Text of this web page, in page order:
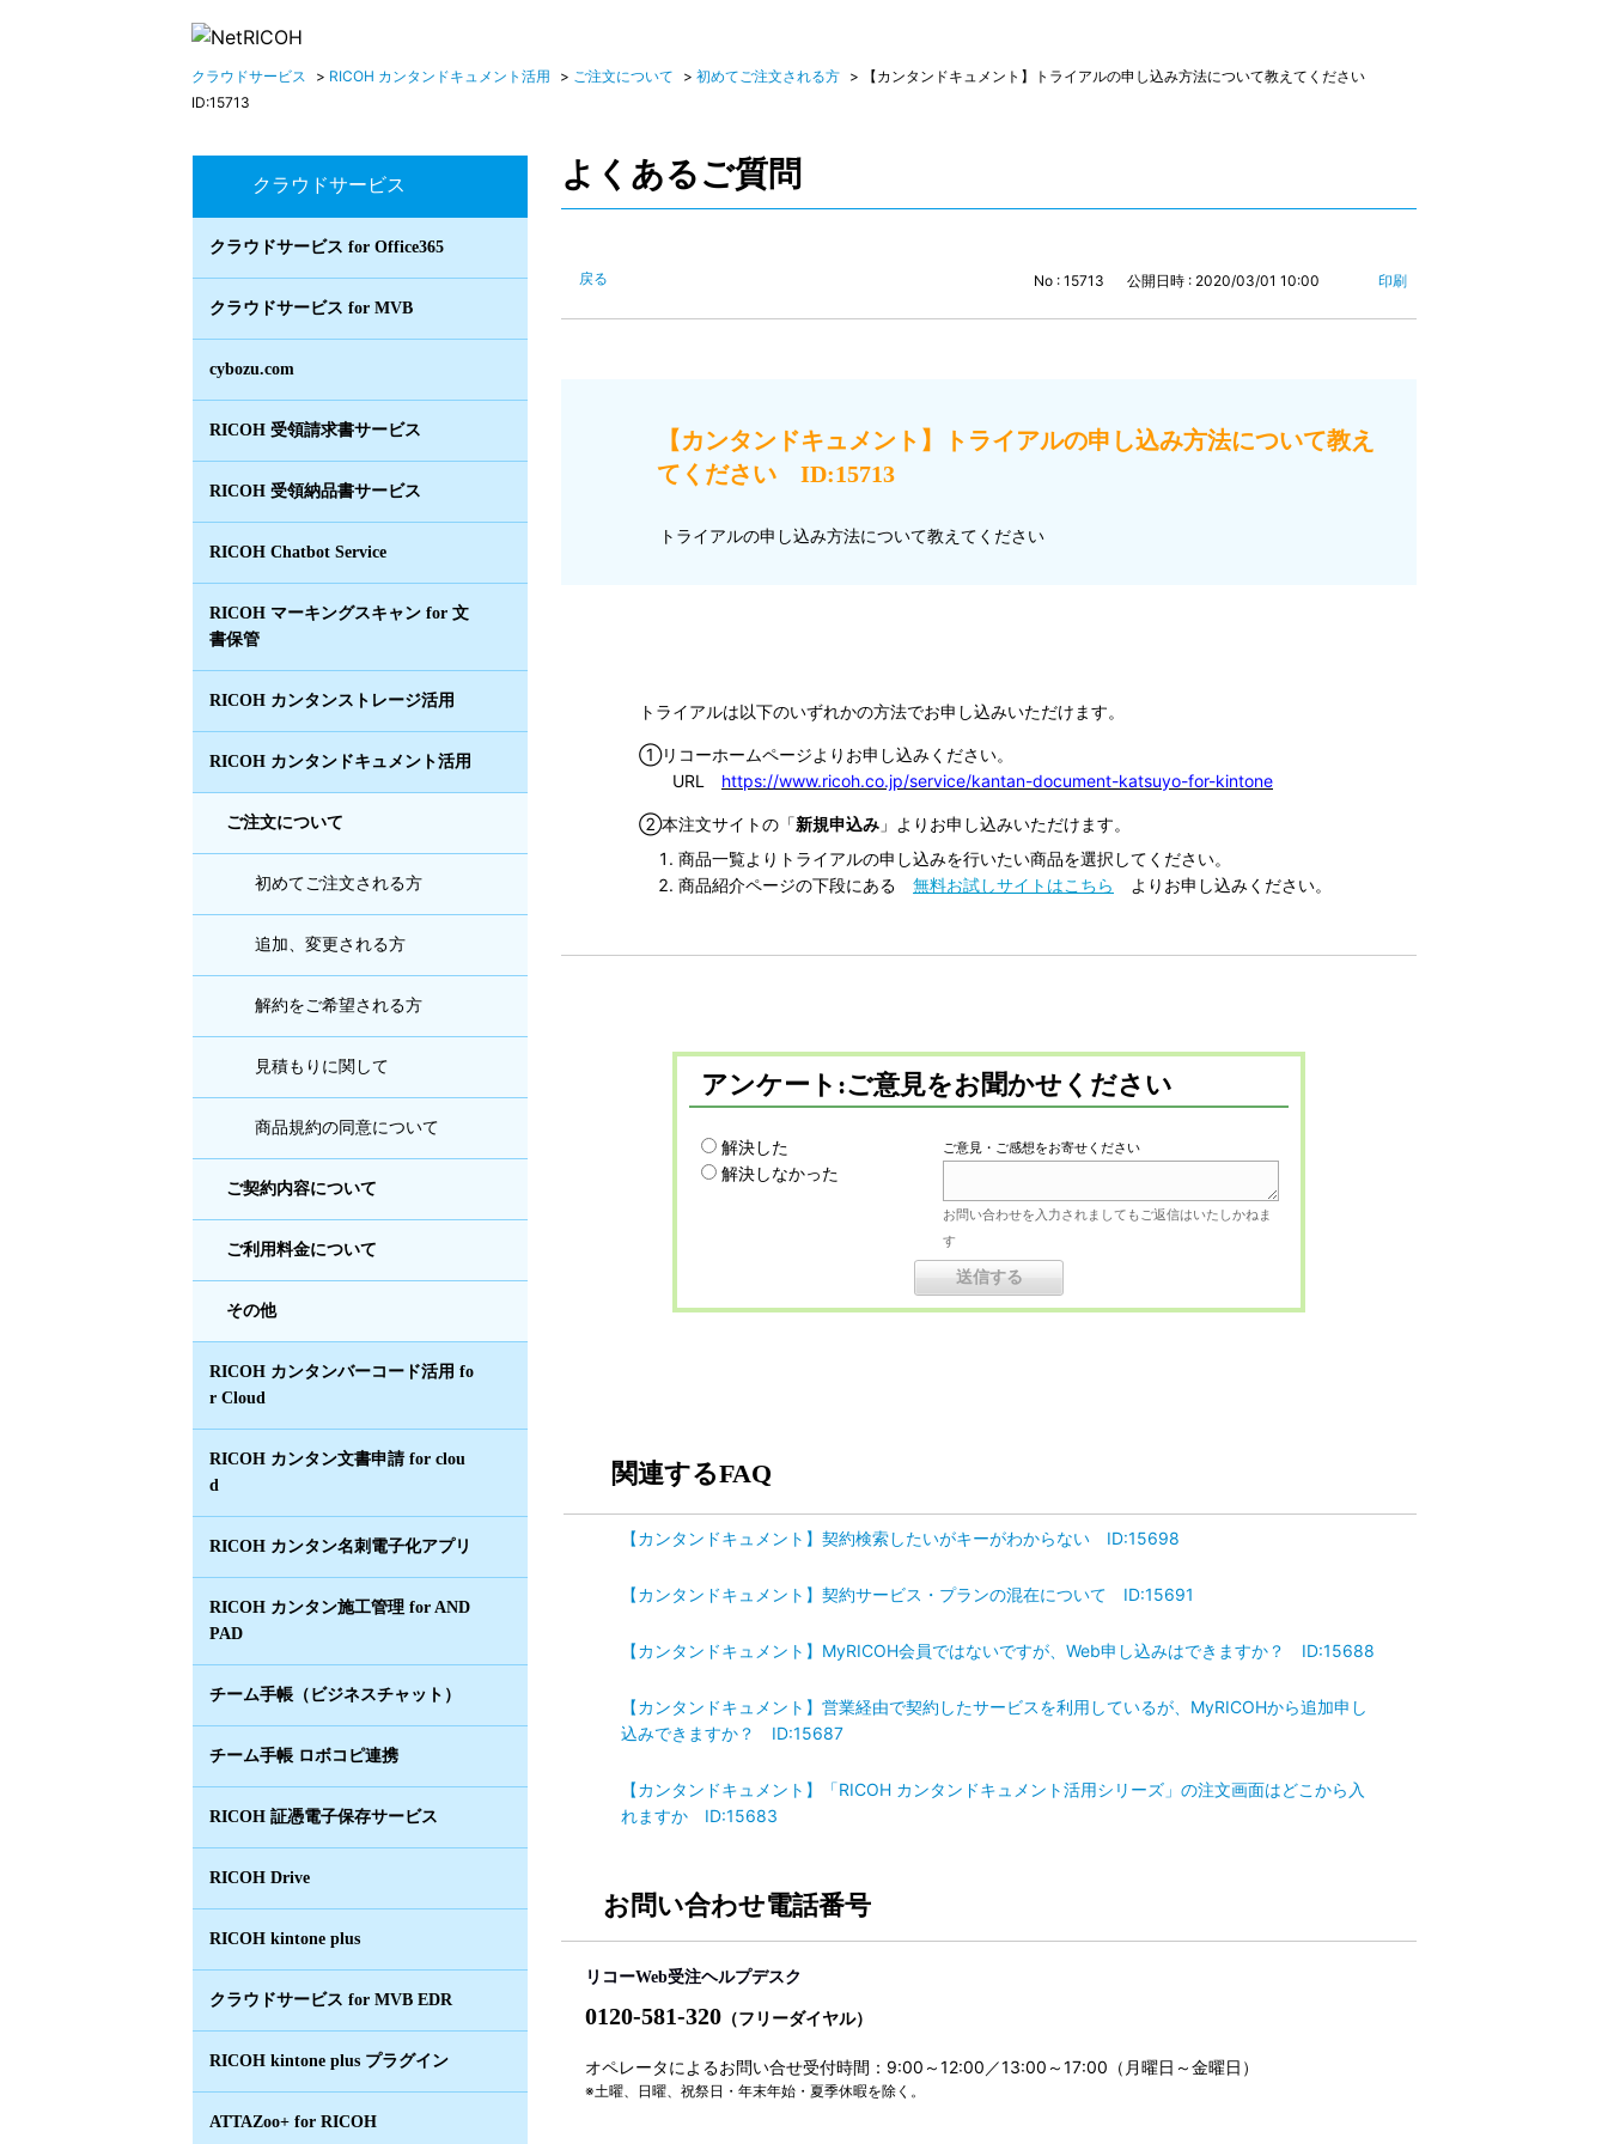
クラウドサービス > RICOH カンタンドキュメント活用 > ご注文について > 初めてご注文される方 >
【カンタンドキュメント】トライアルの申し込み方法について教えてください
ID:15713
クラウドサービス
クラウドサービス for Office365
クラウドサービス for MVB
cybozu.com
RICOH 受領請求書サービス
RICOH 受領納品書サービス
RICOH Chatbot Service
RICOH マーキングスキャン for 文
書保管
RICOH カンタンストレージ活用
RICOH カンタンドキュメント活用
ご注文について
初めてご注文される方
追加、変更される方
解約をご希望される方
見積もりに関して
商品規約の同意について
ご契約内容について
ご利用料金について
その他
RICOH カンタンバーコード活用 fo
r Cloud
RICOH カンタン文書申請 for clou
d
RICOH カンタン名刺電子化アプリ
RICOH カンタン施工管理 for AND
PAD
チーム手帳（ビジネスチャット）
チーム手帳 ロボコピ連携
RICOH 証憑電子保存サービス
RICOH Drive
RICOH kintone plus
クラウドサービス for MVB EDR
RICOH kintone plus プラグイン
ATTAZoo+ for RICOH
よくあるご質問
戻る No : 15713 公開日時 : 2020/03/01 10:00 印刷
【カンタンドキュメント】トライアルの申し込み方法について教え
てください ID:15713
トライアルの申し込み方法について教えてください
トライアルは以下のいずれかの方法でお申し込みいただけます。
①リコーホームページよりお申し込みください。
URL https://www.ricoh.co.jp/service/kantan-document-katsuyo-for-kintone
②本注文サイトの「新規申込み 」よりお申し込みいただけます。
商品一覧よりトライアルの申し込みを行いたい商品を選択してください。
商品紹介ページの下段にある 無料お試しサイトはこちら よりお申し込みください。
アンケート:ご意見をお聞かせください
解決した
解決しなかった
ご意見・ご感想をお寄せください
お問い合わせを入力されましてもご返信はいたしかねま
す
関連するFAQ
【カンタンドキュメント】契約検索したいがキーがわからない ID:15698
【カンタンドキュメント】契約サービス・プランの混在について ID:15691
【カンタンドキュメント】MyRICOH会員ではないですが、Web申し込みはできますか？ ID:15688
【カンタンドキュメント】営業経由で契約したサービスを利用しているが、MyRICOHから追加申し
込みできますか？ ID:15687
【カンタンドキュメント】「RICOH カンタンドキュメント活用シリーズ」の注文画面はどこから入
れますか ID:15683
お問い合わせ電話番号
リコーWeb受注ヘルプデスク
0120-581-320 （フリーダイヤル）
オペレータによるお問い合せ受付時間：9:00～12:00／13:00～17:00（月曜日～金曜日）
※土曜、日曜、祝祭日・年末年始・夏季休暇を除く。